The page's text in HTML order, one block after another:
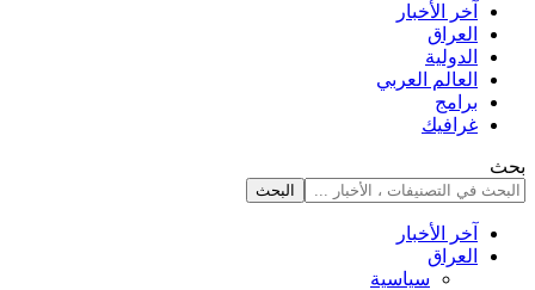
آخر الأخبار
العراق
الدولية
العالم العربي
برامج
غرافيك
بحث
آخر الأخبار
العراق
سياسية